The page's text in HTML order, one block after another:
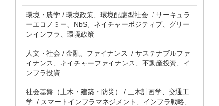
環境・農学 / 環境政策、環境配慮型社会 / サーキュラ
ーエコノミー、NbS、ネイチャーポジティブ、グリー
ンインフラ、環境政策
人文・社会 / 金融、ファイナンス / サステナブルファ
イナンス、ネイチャーファイナンス、不動産投資、イ
ンフラ投資
社会基盤（土木・建築・防災） / 土木計画学、交通工
学 / スマートインフラマネジメント、インフラ戦略、